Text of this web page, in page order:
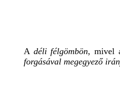
A déli félgömbön, mivel
forgásával megegyező